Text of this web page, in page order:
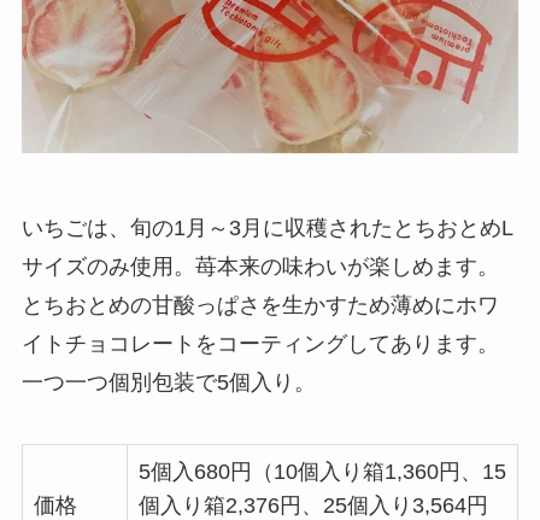
いちごは、旬の1月～3月に収穫されたとちおとめL
サイズのみ使用。苺本来の味わいが楽しめます。
とちおとめの甘酸っぱさを生かすため薄めにホワ
イトチョコレートをコーティングしてあります。
一つ一つ個別包装で5個入り。
価格
5個入680円（10個入り箱1,360円、15
個入り箱2,376円、25個入り3,564円